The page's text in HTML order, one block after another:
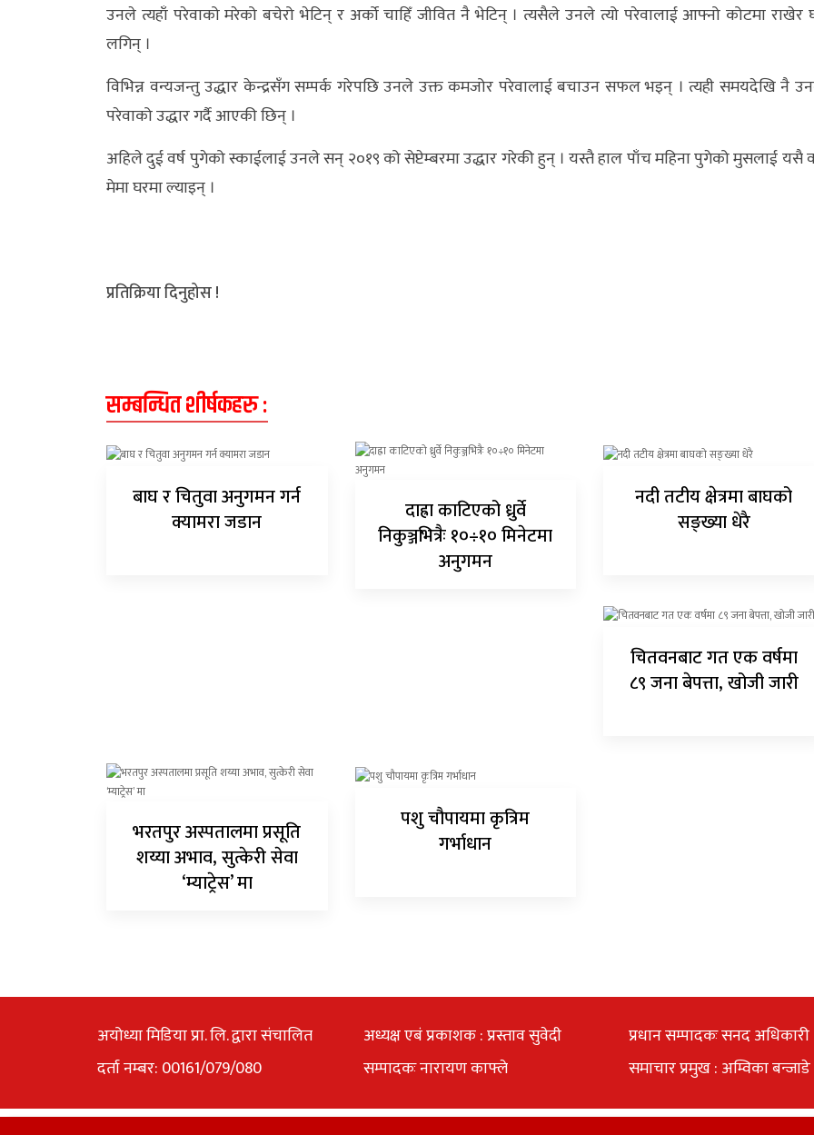
उनले त्यहाँ परेवाको मरेको बचेरो भेटिन् र अर्को चाहिँ जीवित नै भेटिन् । त्यसैले उनले त्यो परेवालाई आफ्नो कोटमा राखेर
लगिन् ।
विभिन्न वन्यजन्तु उद्धार केन्द्रसँग सम्पर्क गरेपछि उनले उक्त कमजोर परेवालाई बचाउन सफल भइन् । त्यही समयदेखि नै
परेवाको उद्धार गर्दै आएकी छिन् ।
अहिले दुई वर्ष पुगेको स्काईलाई उनले सन् २०१९ को सेप्टेम्बरमा उद्धार गरेकी हुन् । यस्तै हाल पाँच महिना पुगेको मुसलाई यसै
मेमा घरमा ल्याइन् ।
प्रतिक्रिया दिनुहोस !
सम्बन्धित शीर्षकहरु :
बाघ र चितुवा अनुगमन गर्न
क्यामरा जडान
दाह्रा काटिएको ध्रुर्वे
निकुञ्जभित्रैः १०÷१० मिनेटमा
अनुगमन
नदी तटीय क्षेत्रमा बाघको
सङ्ख्या धेरै
चितवनबाट गत एक वर्षमा
८९ जना बेपत्ता, खोजी जारी
भरतपुर अस्पतालमा प्रसूति
शय्या अभाव, सुत्केरी सेवा
‘म्याट्रेस’ मा
पशु चौपायमा कृत्रिम
गर्भाधान
अयोध्या मिडिया प्रा. लि. द्वारा संचालित
दर्ता नम्बर: 00161/079/080
अध्यक्ष एबं प्रकाशक : प्रस्ताव सुवेदी
सम्पादकः नारायण काफ्ले
प्रधान सम्पादकः सनद अधिकारी
समाचार प्रमुख : अम्विका बन्जाडे